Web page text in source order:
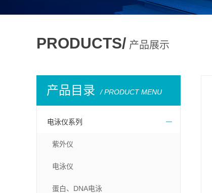
PRODUCTS/ 产品展示
产品目录 / PRODUCT MENU
电泳仪系列
紫外仪
电泳仪
蛋白、DNA电泳